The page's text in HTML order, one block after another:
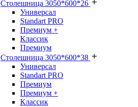
Столешница 3050*600*26
Универсал
Standart PRO
Премиум +
Классик
Премиум
Столешница 3050*600*38
Универсал
Standart PRO
Премиум
Премиум +
Классик